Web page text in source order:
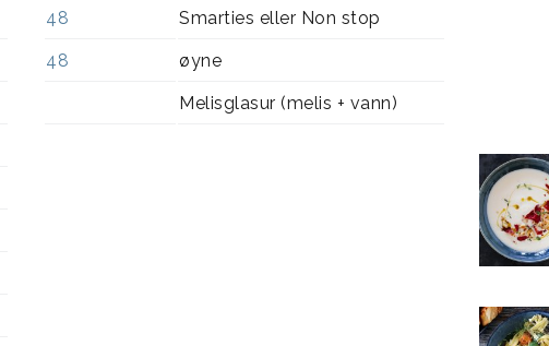
48 Smarties eller Non stop
48 øyne
Melisglasur (melis + vann)